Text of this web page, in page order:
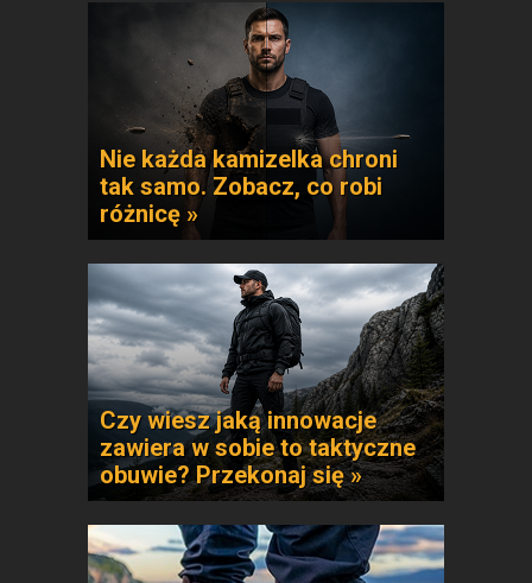
Nie każda kamizelka chroni
tak samo. Zobacz, co robi
różnicę »
Czy wiesz jaką innowacje
zawiera w sobie to taktyczne
obuwie? Przekonaj się »